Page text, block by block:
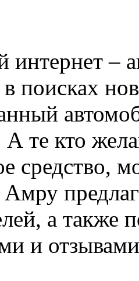
–
поисках
те кто
средство,
Амру
а также
и